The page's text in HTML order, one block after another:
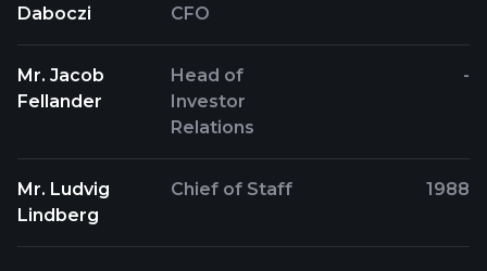
Daboczi
CFO
Mr. Jacob
Fellander
Head of
Investor
Relations
-
Mr. Ludvig
Lindberg
Chief of Staff 1988